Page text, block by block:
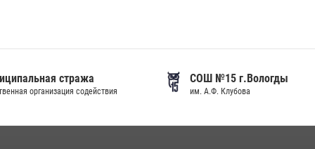
стража
организация содействия
СОШ №15 г.Вологды
им. А.Ф. Клубова